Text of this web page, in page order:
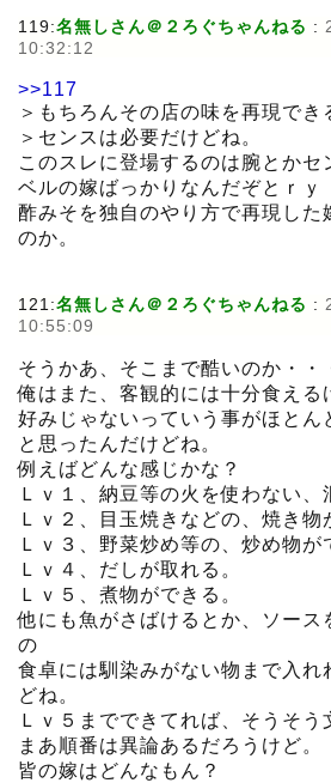
119:名無しさん＠２ろぐちゃんねる :
10:32:12
>>117
＞もちろんその店の味を再現でき
＞センスは必要だけどね。
このスレに登場するのは腕とかセ
ベルの嫁ばっかりなんだぞとｒｙ
酢みそを独自のやり方で再現した
のか。
121:名無しさん＠２ろぐちゃんねる :
10:55:09
そうかあ、そこまで酷いのか・・
俺はまた、客観的には十分食える
好みじゃないっていう事がほとん
と思ったんだけどね。
例えばどんな感じかな？
Ｌｖ１、納豆等の火を使わない、
Ｌｖ２、目玉焼きなどの、焼き物
Ｌｖ３、野菜炒め等の、炒め物が
Ｌｖ４、だしが取れる。
Ｌｖ５、煮物ができる。
他にも魚がさばけるとか、ソース
の
食卓には馴染みがない物まで入れ
どね。
Ｌｖ５までできてれば、そうそう
まあ順番は異論あるだろうけど。
皆の嫁はどんなもん？